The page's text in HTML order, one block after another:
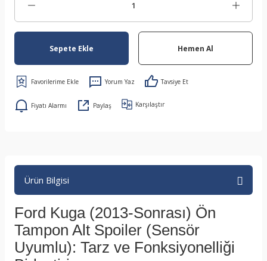
Sepete Ekle Hemen Al
Yorum Yaz Tavsiye Et
Fiyatı Alarmı Paylaş Karşılaştır
Ürün Bilgisi
Ford Kuga (2013-Sonrası) Ön
Tampon Alt Spoiler (Sensör
Uyumlu): Tarz ve Fonksiyonelliği